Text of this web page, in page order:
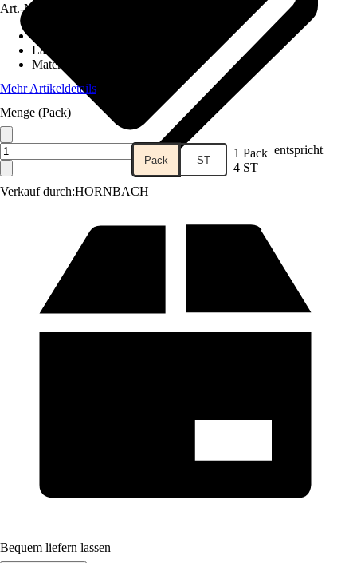
Verkauf durch:HORNBACH
Art.-Nr.
Länge
Material
Mehr Artikeldetails
Menge (Pack)
Pack ST 1 Pack entspricht
4 ST
Bequem liefern lassen